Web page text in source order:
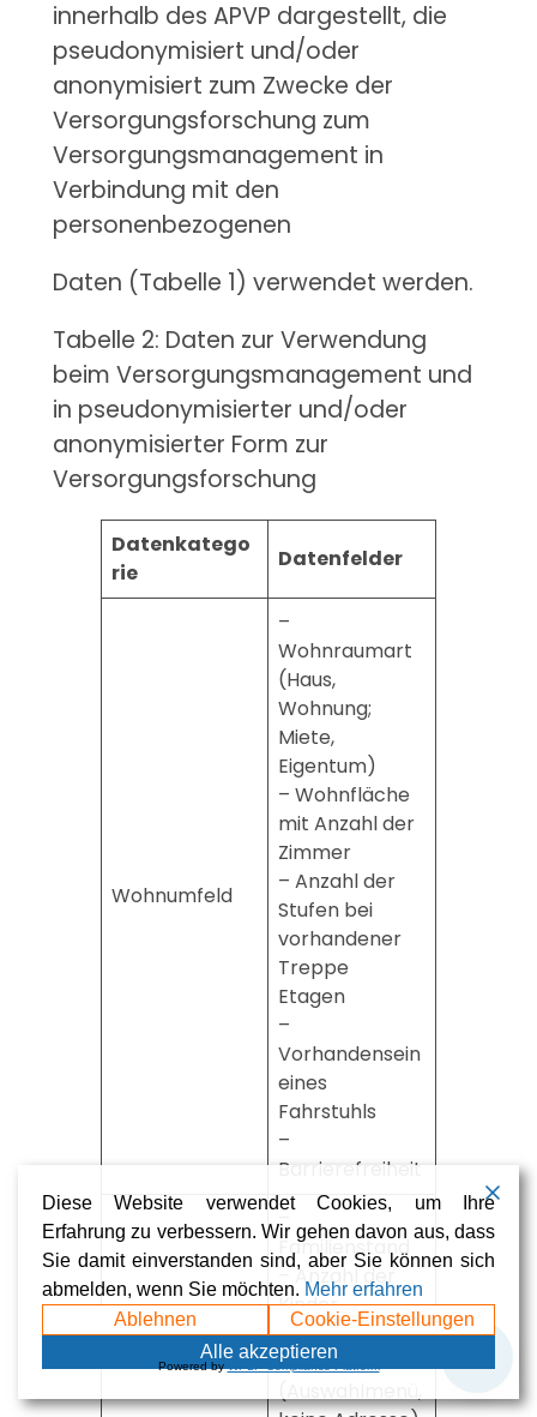
innerhalb des APVP dargestellt, die
pseudonymisiert und/oder
anonymisiert zum Zwecke der
Versorgungsforschung zum
Versorgungsmanagement in
Verbindung mit den
personenbezogenen
Daten (Tabelle 1) verwendet werden.
Tabelle 2: Daten zur Verwendung
beim Versorgungsmanagement und
in pseudonymisierter und/oder
anonymisierter Form zur
Versorgungsforschung
Datenkatego
rie
Datenfelder
Wohnumfeld
–
Wohnraumart
(Haus,
Wohnung;
Miete,
Eigentum)
– Wohnfläche
mit Anzahl der
Zimmer
– Anzahl der
Stufen bei
vorhandener
Treppe
Etagen
–
Vorhandensein
eines
Fahrstuhls
–
Barrierefreiheit
–
Familienstand
– Anzahl der
Kinder
– Wohn- oder
Pflegeort
Diese Website verwendet Cookies, um Ihre
Erfahrung zu verbessern. Wir gehen davon aus, dass
Sie damit einverstanden sind, aber Sie können sich
abmelden, wenn Sie möchten. Mehr erfahren
Ablehnen
Cookie-Einstellungen
Alle akzeptieren
Powered by WPLP Compliance Platform